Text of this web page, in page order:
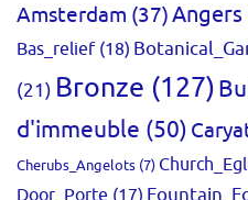
Amsterdam (37)Angers
Bas_relief(18)
(21) Bronze (127)
d'immeuble (50)
Cherubs_Angelots (7)
Door_Porte (17)